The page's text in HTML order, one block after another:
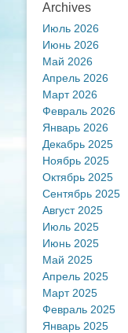
Archives
Июль 2026
Июнь 2026
Май 2026
Апрель 2026
Март 2026
Февраль 2026
Январь 2026
Декабрь 2025
Ноябрь 2025
Октябрь 2025
Сентябрь 2025
Август 2025
Июль 2025
Июнь 2025
Май 2025
Апрель 2025
Март 2025
Февраль 2025
Январь 2025